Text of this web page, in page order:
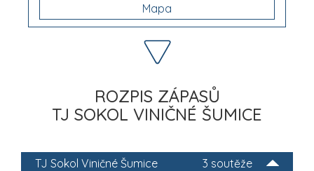
Mapa
ROZPIS ZÁPASŮ
TJ SOKOL VINIČNÉ ŠUMICE
3 soutěže
TJ Sokol Viničné Šumice